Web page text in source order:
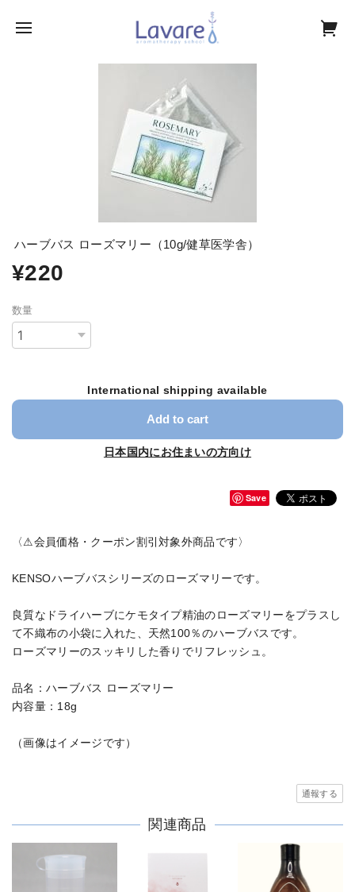
ハーブバス ローズマリー（10g/健草医学舎）
¥220
数量
International shipping available
Add to cart
日本国内にお住まいの方向け
Save
〈⚠会員価格・クーポン割引対象外商品です〉
KENSOハーブバスシリーズのローズマリーです。
良質なドライハーブにケモタイプ精油のローズマリーをプラスし
て不織布の小袋に入れた、天然100％のハーブバスです。
ローズマリーのスッキリした香りでリフレッシュ。
品名：ハーブバス ローズマリー
内容量：18g
（画像はイメージです）
通報する
関連商品